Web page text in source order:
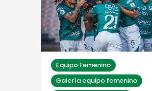
Equipo Femenino
Galería equipo femenino